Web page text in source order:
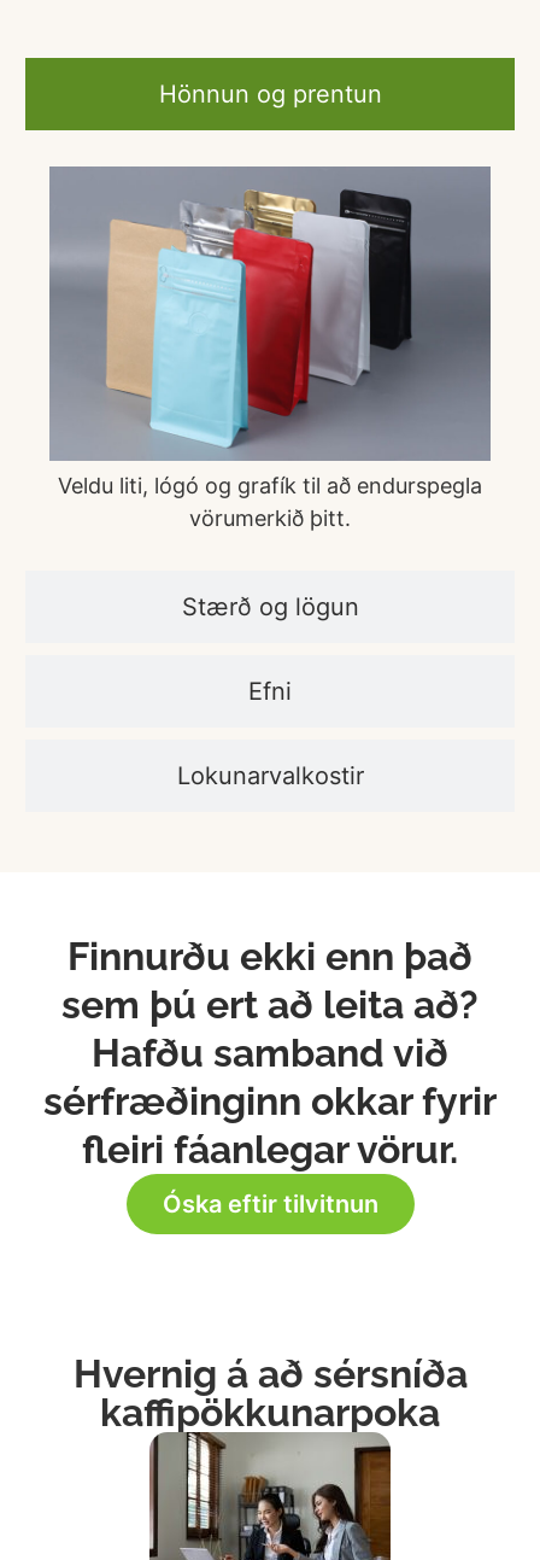
Hönnun og prentun
Stærð og lögun
Efni
Lokunarvalkostir
Veldu liti, lógó og grafík til að endurspegla
vörumerkið þitt.
Finnurðu ekki enn það
sem þú ert að leita að?
Hafðu samband við
sérfræðinginn okkar fyrir
fleiri fáanlegar vörur.
Óska eftir tilvitnun
Hvernig á að sérsníða
kaffipökkunarpoka